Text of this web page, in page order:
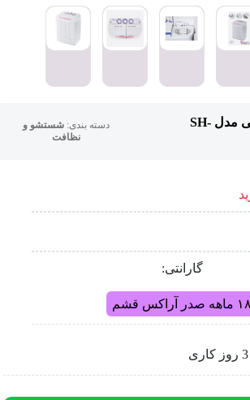
مینی واش مادرلی مدل SH-
دسته بندی:شستشو و
نظافت
گارانتی:
آراکس قشم